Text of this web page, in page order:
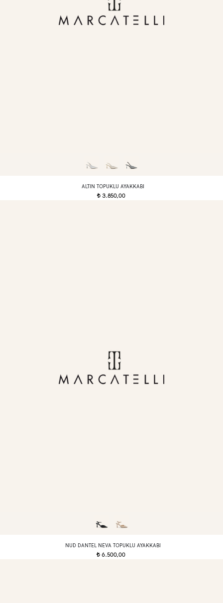
ALTIN TOPUKLU AYAKKABI
t3.850,00
NUD DANTEL NEVA TOPUKLU AYAKKABI
t 6.500,00